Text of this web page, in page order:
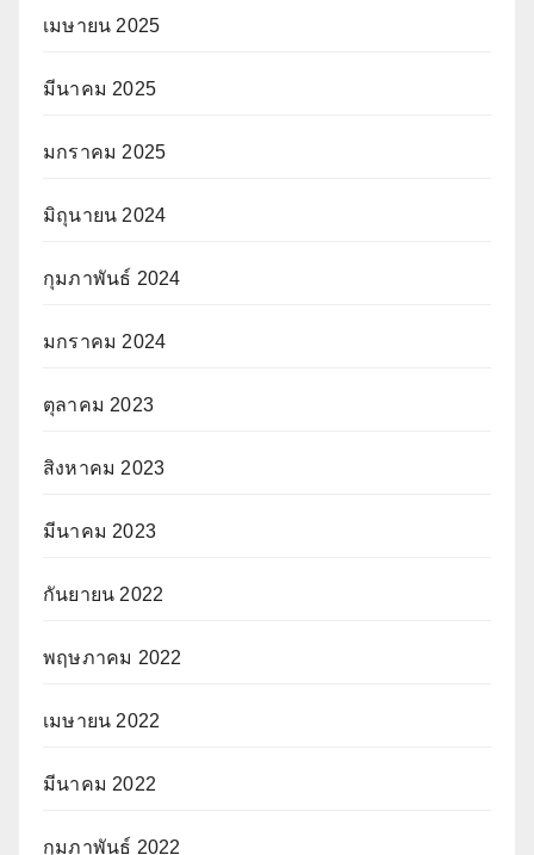
เมษายน 2025
มีนาคม 2025
มกราคม 2025
มิถุนายน 2024
กุมภาพันธ์ 2024
มกราคม 2024
ตุลาคม 2023
สิงหาคม 2023
มีนาคม 2023
กันยายน 2022
พฤษภาคม 2022
เมษายน 2022
มีนาคม 2022
กุมภาพันธ์ 2022